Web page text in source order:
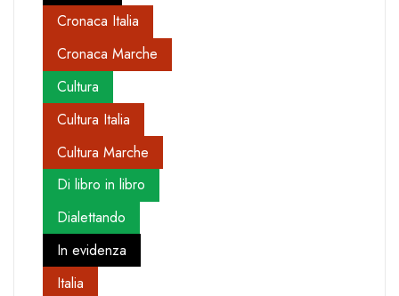
Cronaca Italia
Cronaca Marche
Cultura
Cultura Italia
Cultura Marche
Di libro in libro
Dialettando
In evidenza
Italia